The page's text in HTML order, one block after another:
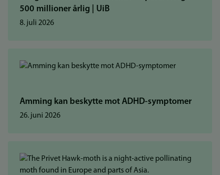
500 millioner årlig | UiB
8. juli 2026
Amming kan beskytte mot ADHD-symptomer
26. juni 2026